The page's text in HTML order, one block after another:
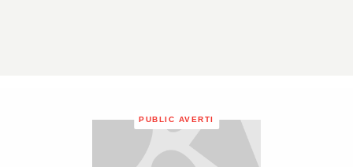
PUBLIC AVERTI